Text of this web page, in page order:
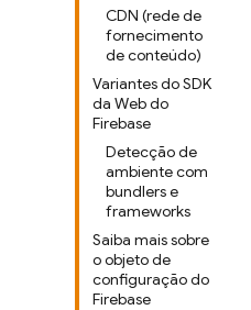
CDN (rede de
fornecimento
de conteúdo)
Variantes do SDK
da Web do
Firebase
Detecção de
ambiente com
bundlers e
frameworks
Saiba mais sobre
o objeto de
configuração do
Firebase